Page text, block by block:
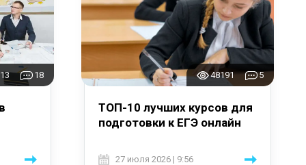
18 48191 5
ТОП-10 лучших курсов для
подготовки к ЕГЭ онлайн
27 июля 2026 | 9:56